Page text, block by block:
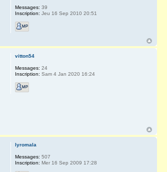
Messages: 39
Inscription: Jeu 16 Sep 2010 20:51
vitton54
Messages: 24
Inscription: Sam 4 Jan 2020 16:24
lyromala
Messages: 507
Inscription: Mer 16 Sep 2009 17:28